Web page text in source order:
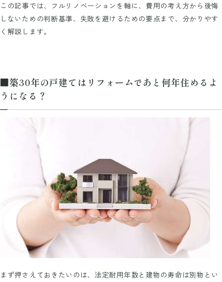
この記事では、フルリノベーションを軸に、費用の考え方から後悔
しないための判断基準、失敗を避けるための要点まで、分かりやす
く解説します。
■築30年の戸建てはリフォームであと何年住めるよ
うになる？
まず押さえておきたいのは、法定耐用年数と建物の寿命は別物とい